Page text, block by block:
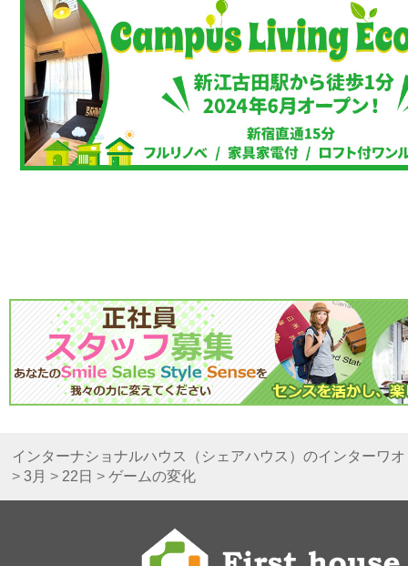
インターナショナルハウス（シェアハウス）のインターワオ
> 3月 > 22日 > ゲームの変化